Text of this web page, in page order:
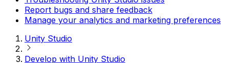
Report bugs and share feedback
Manage your analytics and marketing preferences
Unity Studio
Develop with Unity Studio